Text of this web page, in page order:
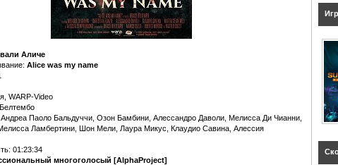
Аличе
Alice was my name
WARP-Video
Паоло Бальдуччи, Озон Бамбини, Алессандро Даволи, Мелисса Ди Чианни,
Ламбертини, Шон Мели, Лаура Микус, Клаудио Савина, Алессия
01:23:34
многоголосый [AlphaProject]